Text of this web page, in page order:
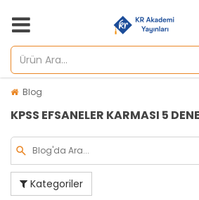
Blog
KPSS EFSANELER KARMASI 5
Kategoriler